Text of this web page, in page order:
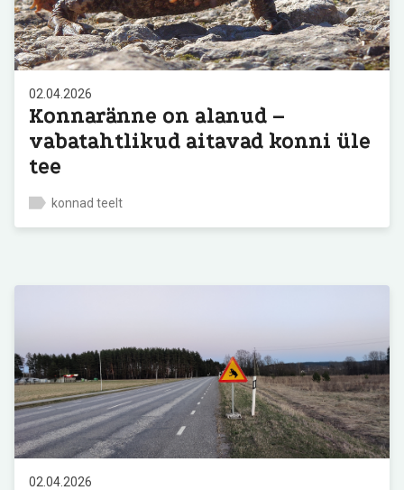
02.04.2026
Konnaränne on alanud –
vabatahtlikud aitavad konni üle
tee
konnad teelt
02.04.2026